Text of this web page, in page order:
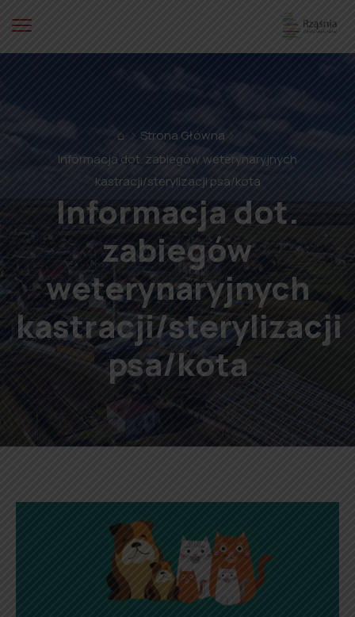
⌂
Strona Główna
Informacja dot. zabiegów weterynaryjnych
kastracji/sterylizacji psa/kota
Informacja dot.
zabiegów
weterynaryjnych
kastracji/sterylizacji
psa/kota